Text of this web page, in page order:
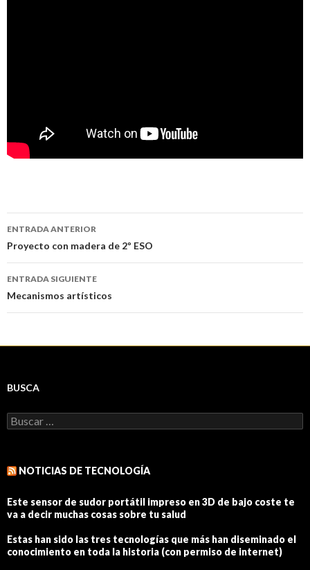
Navegación
de
entradas
ENTRADA ANTERIOR
Proyecto con madera de 2º ESO
ENTRADA SIGUIENTE
Mecanismos artísticos
BUSCA
Buscar:
NOTICIAS DE TECNOLOGÍA
Este sensor de sudor portátil impreso en 3D de bajo coste te
va a decir muchas cosas sobre tu salud
Estas han sido las tres tecnologías que más han diseminado el
conocimiento en toda la historia (con permiso de internet)